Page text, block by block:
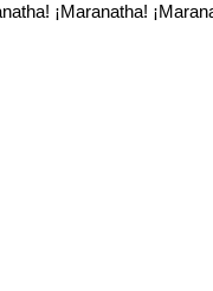
¡Maranatha!